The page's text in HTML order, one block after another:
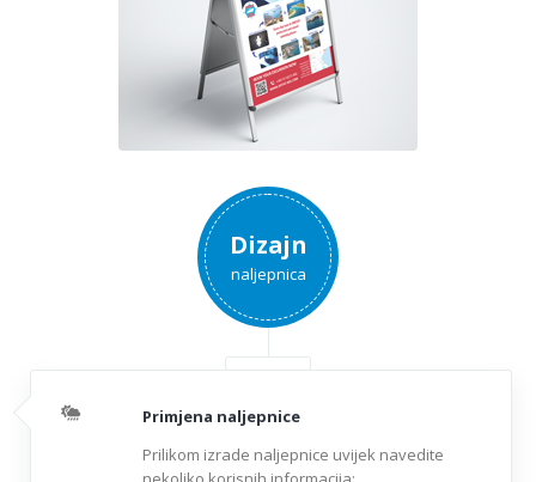
Dizajn
naljepnica
Primjena naljepnice
Prilikom izrade naljepnice uvijek navedite